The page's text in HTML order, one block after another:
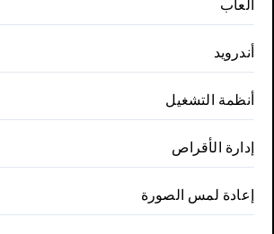
ألعاب
أندرويد
أنظمة التشغيل
إدارة الأقراص
إعادة لمس الصورة